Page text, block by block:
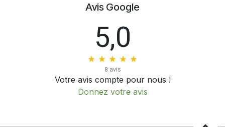
Avis Google
5,0
8 avis
Votre avis compte pour nous !
Donnez votre avis